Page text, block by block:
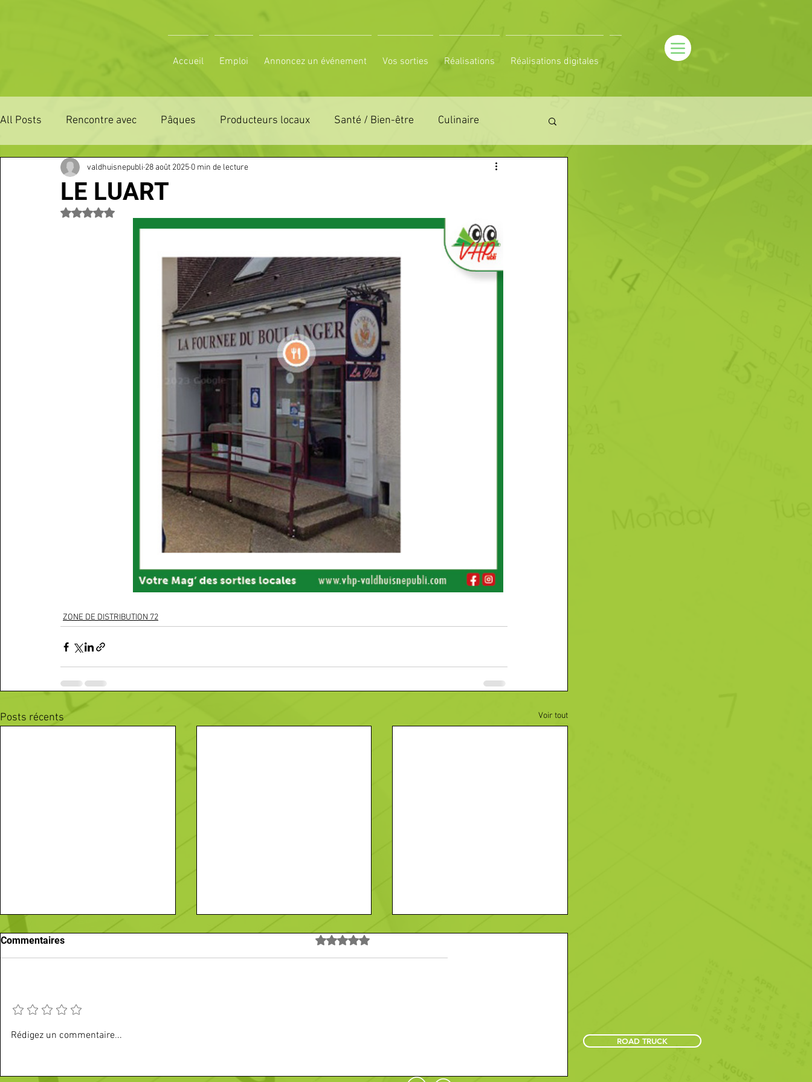
Accueil Emploi Annoncez un événement Vos sorties Réalisations Réalisations digitales
All Posts Rencontre avec Pâques Producteurs locaux Santé / Bien-être Culinaire
ZONE DE DISTRIBUTION 28 ZONE DE DISTRIBUTION 61
3 JOURS LA FERTE COMICE AGRICOLE POLE CULTUREL ESPACE NATURE POLE SPORT
Maison Sport PETITES ANNONCES
LE LUART
valdhuisnepubli 28 août 2025 0 min de lecture
Noté NaN étoiles sur 5.
ZONE DE DISTRIBUTION 72
Posts récents Voir tout
Commentaires Noté 0 étoile sur 5.
Rédigez un commentaire... ROAD TRUCK